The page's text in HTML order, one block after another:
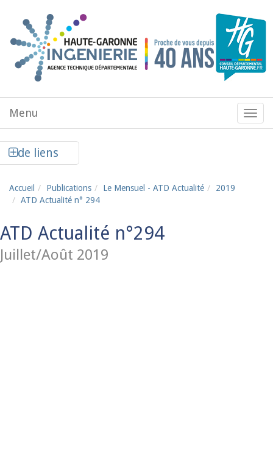
Menu
de
Menu
de liens
Accueil Publications Le Mensuel - ATD Actualité
2019
ATD Actualité n° 294
ATD Actualité n°294
Juillet/Août 2019